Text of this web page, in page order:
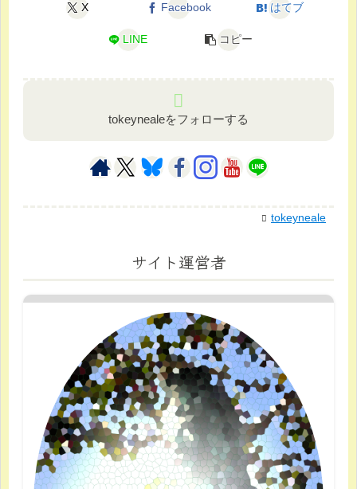
X Facebook はてブ
LINE コピー
tokeynealeをフォローする
tokeyneale
サイト運営者